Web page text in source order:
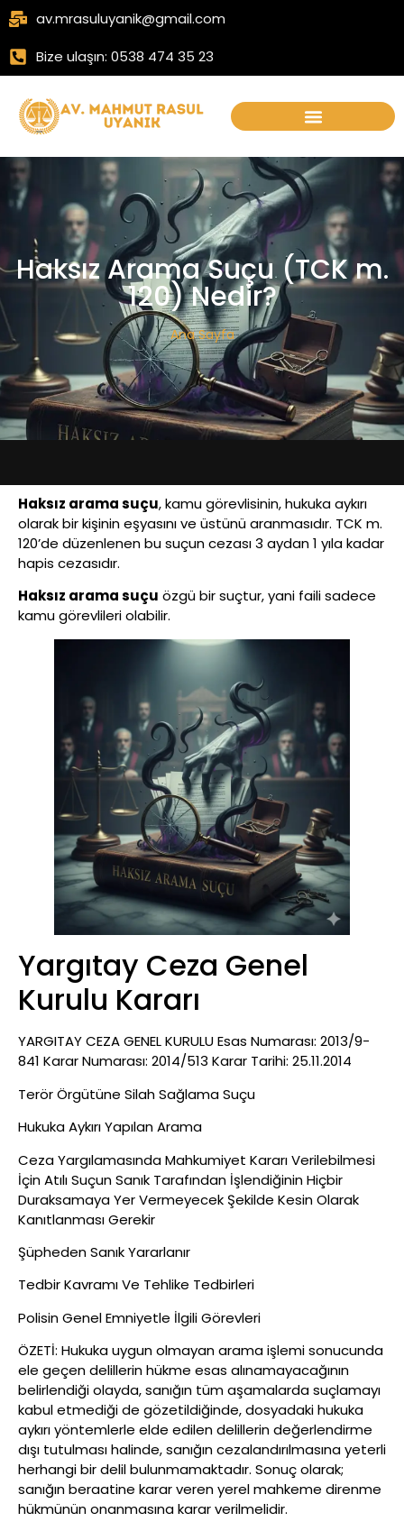
av.mrasuluyanik@gmail.com
Bize ulaşın: 0538 474 35 23
Haksız Arama Suçu (TCK m.
120) Nedir?
Ana Sayfa
Haksız arama suçu, kamu görevlisinin, hukuka aykırı
olarak bir kişinin eşyasını ve üstünü aranmasıdır. TCK m.
120’de düzenlenen bu suçun cezası 3 aydan 1 yıla kadar
hapis cezasıdır.
Haksız arama suçu özgü bir suçtur, yani faili sadece
kamu görevlileri olabilir.
Yargıtay Ceza Genel
Kurulu Kararı
YARGITAY CEZA GENEL KURULU Esas Numarası: 2013/9-
841 Karar Numarası: 2014/513 Karar Tarihi: 25.11.2014
Terör Örgütüne Silah Sağlama Suçu
Hukuka Aykırı Yapılan Arama
Ceza Yargılamasında Mahkumiyet Kararı Verilebilmesi
İçin Atılı Suçun Sanık Tarafından İşlendiğinin Hiçbir
Duraksamaya Yer Vermeyecek Şekilde Kesin Olarak
Kanıtlanması Gerekir
Şüpheden Sanık Yararlanır
Tedbir Kavramı Ve Tehlike Tedbirleri
Polisin Genel Emniyetle İlgili Görevleri
ÖZETİ: Hukuka uygun olmayan arama işlemi sonucunda
ele geçen delillerin hükme esas alınamayacağının
belirlendiği olayda, sanığın tüm aşamalarda suçlamayı
kabul etmediği de gözetildiğinde, dosyadaki hukuka
aykırı yöntemlerle elde edilen delillerin değerlendirme
dışı tutulması halinde, sanığın cezalandırılmasına yeterli
herhangi bir delil bulunmamaktadır. Sonuç olarak;
sanığın beraatine karar veren yerel mahkeme direnme
hükmünün onanmasına karar verilmelidir.